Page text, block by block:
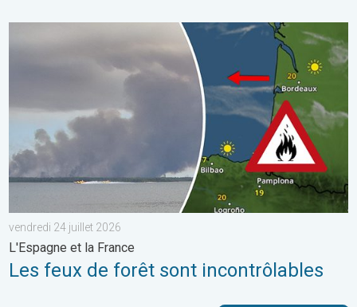
Les feux de forêt sont incontrôlables. L'Espagne et la France.
vendredi 24 juillet 2026
L'Espagne et la France
Les feux de forêt sont incontrôlables